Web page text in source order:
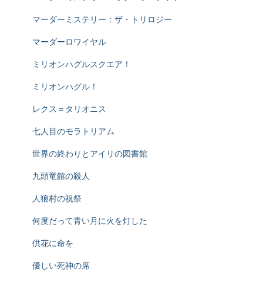
マーダーミステリー：ザ・トリロジー
マーダーロワイヤル
ミリオンハグルスクエア！
ミリオンハグル！
レクス＝タリオニス
七人目のモラトリアム
世界の終わりとアイリの図書館
九頭竜館の殺人
人狼村の祝祭
何度だって青い月に火を灯した
供花に命を
優しい死神の席